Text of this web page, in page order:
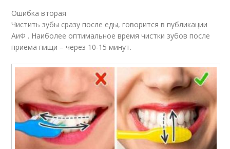
Ошибка вторая
Чистить зубы сразу после еды, говорится в публикации
АиФ . Наиболее оптимальное время чистки зубов после
приема пищи – через 10-15 минут.